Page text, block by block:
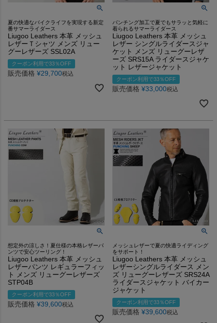
夏の快適なバイクライフを実現する新定
番サマーライダース
Liugoo Leathers 本革 メッシュ
レザーＴシャツ メンズ リュー
グーレザーズ SSL02A
クーポン利用で33％OFF
販売価格 ¥29,700税込
パンチング加工で夏でもサラッと気軽に
着られるサマーライダース
Liugoo Leathers 本革 メッシュ
レザー シングルライダースジャ
ケット メンズ リューグーレザ
ーズ SRS15A ライダースジャケ
ット レザージャケット
クーポン利用で33％OFF
販売価格 ¥33,000税込
想定外の涼しさ！夏仕様の本格レザーパ
ンツで安心ツーリング！
Liugoo Leathers 本革 メッシュ
レザーパンツ レギュラーフィッ
ト メンズ リューグーレザーズ
STP04B
クーポン利用で33％OFF
販売価格 ¥39,600税込
メッシュレザーで夏の快適ライディング
をサポート！
Liugoo Leathers 本革 メッシュ
レザーシングルライダース メン
ズ リューグーレザーズ SRS24A
ライダースジャケット バイカー
ジャケット
クーポン利用で33％OFF
販売価格 ¥39,600税込